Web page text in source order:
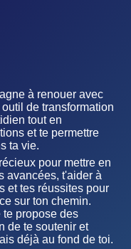
à renouer avec
de transformation
tout en
et te permettre
ta vie.
pour mettre en
avancées, t'aider à
et tes réussites pour
sur ton chemin.
propose des
de te soutenir et
déjà au fond de toi.